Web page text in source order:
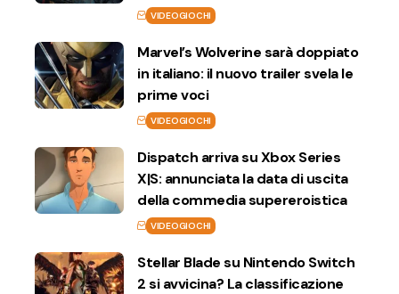
VIDEOGIOCHI
Marvel’s Wolverine sarà doppiato
in italiano: il nuovo trailer svela le
prime voci
VIDEOGIOCHI
Dispatch arriva su Xbox Series
X|S: annunciata la data di uscita
della commedia supereroistica
VIDEOGIOCHI
Stellar Blade su Nintendo Switch
2 si avvicina? La classificazione